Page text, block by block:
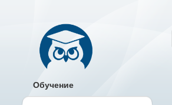
Обучение